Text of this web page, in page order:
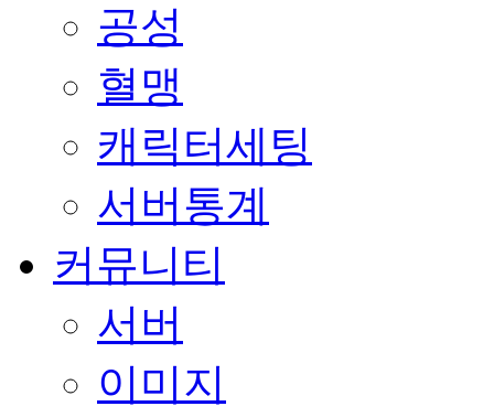
공성
혈맹
캐릭터세팅
서버통계
커뮤니티
서버
이미지